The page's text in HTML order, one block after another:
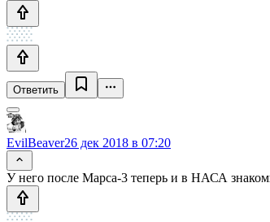
Ответить
EvilBeaver26 дек 2018 в 07:20
У него после Марса-3 теперь и в НАСА